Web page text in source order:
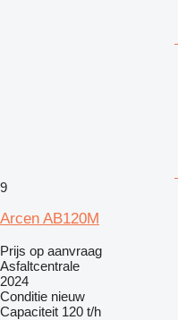
9
Arcen AB120M
Prijs op aanvraag
Asfaltcentrale
2024
Conditie nieuw
Capaciteit 120 t/h